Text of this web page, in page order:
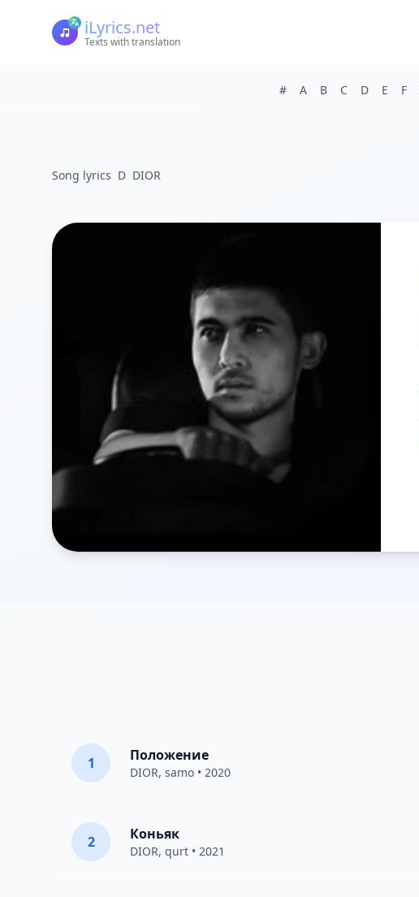
iLyrics.net
Texts with translation
# A B C D E F
Song lyrics D DIOR
1 Положение
DIOR, samo • 2020
2 Коньяк
DIOR, qurt • 2021